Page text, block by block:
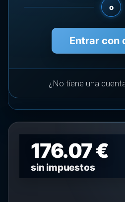
o
Entrar con
¿No tiene una
176.07 €
sin impuestos